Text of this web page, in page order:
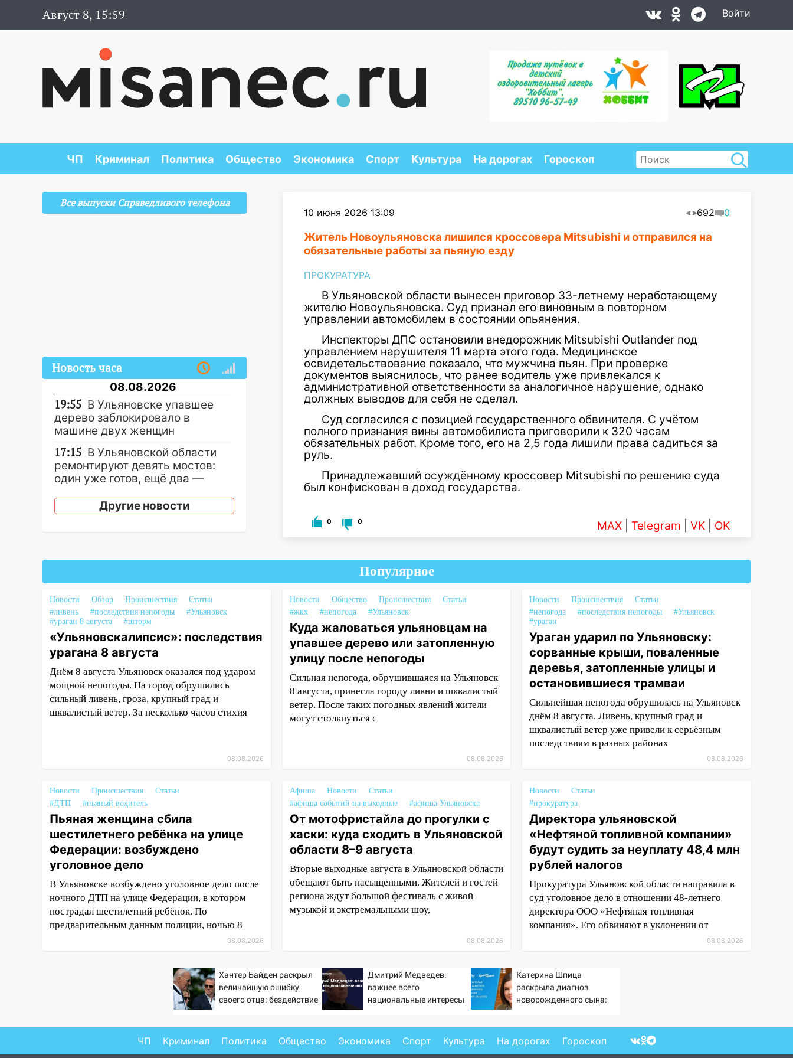
Август 8, 15:59 Войти
ЧП Криминал Политика Общество Экономика Спорт Культура На дорогах Гороскоп
10 июня 2026 13:09 692 0
Житель Новоульяновска лишился кроссовера Mitsubishi и отправился на
обязательные работы за пьяную езду
ПРОКУРАТУРА
В Ульяновской области вынесен приговор 33-летнему неработающему
жителю Новоульяновска. Суд признал его виновным в повторном
управлении автомобилем в состоянии опьянения.
Инспекторы ДПС остановили внедорожник Mitsubishi Outlander под
управлением нарушителя 11 марта этого года. Медицинское
освидетельствование показало, что мужчина пьян. При проверке
документов выяснилось, что ранее водитель уже привлекался к
административной ответственности за аналогичное нарушение, однако
должных выводов для себя не сделал.
Суд согласился с позицией государственного обвинителя. С учётом
полного признания вины автомобилиста приговорили к 320 часам
обязательных работ. Кроме того, его на 2,5 года лишили права садиться за
руль.
Принадлежавший осуждённому кроссовер Mitsubishi по решению суда
был конфискован в доход государства.
0 0 MAX Telegram VK OK
Все выпуски Справедливого телефона
Новость часа
08.08.2026
19:55 В Ульяновске упавшее
дерево заблокировало в
машине двух женщин
17:15 В Ульяновской области
ремонтируют девять мостов:
один уже готов, ещё два —
17:00 «Ульяновскалипсис»:
Ульяновской области на 9
16:34
Из-за мощной непогоды в
Ульяновске отменили
фестиваль «Наше время»
16:17 Мелекесский район
первым в Ульяновской области
намолотил более 100 тысяч
тонн зерна
15:17 В колледжи и техникумы
Ульяновской области подали
затопленные улицы
14:28 Ураган вырвал остановку
на улице Деева в Заволжье
14:26 Жители Ульяновска сами
пытаются расчистить ливнёвки,
не дождавшись
коммунальщиков
14:16 Шторм продолжает
ломать город: на улице Любови
Шевцовой рухнул светофор
обманули мошенники под
видом преподавателя
Куда жаловаться
или затопленную улицу после
Другие новости
Популярное
Новости Обзор Происшествия
Статьи
#ливень
#последствия непогоды
#Ульяновск
#ураган 8 августа
#шторм
«Ульяновскалипсис»: последствия
урагана 8 августа
Днём 8 августа Ульяновск оказался под ударом
мощной непогоды. На город обрушились
сильный ливень, гроза, крупный град и
шквалистый ветер. За несколько часов стихия
08.08.2026
Новости Общество Происшествия
Статьи
#жкх
#непогода #Ульяновск
Куда жаловаться ульяновцам на
упавшее дерево или затопленную
улицу после непогоды
Сильная непогода, обрушившаяся на Ульяновск
8 августа, принесла городу ливни и шквалистый
ветер. После таких погодных явлений жители
могут столкнуться с
08.08.2026
Новости Происшествия
Статьи
#непогода
#последствия непогоды
#Ульяновск
#ураган
Ураган ударил по Ульяновску:
сорванные крыши, поваленные
деревья, затопленные улицы и
остановившиеся трамваи
Сильнейшая непогода обрушилась на Ульяновск
днём 8 августа. Ливень, крупный град и
шквалистый ветер уже привели к серьёзным
последствиям в разных районах
08.08.2026
Новости Происшествия
Статьи
#ДТП
#пьяный водитель
Пьяная женщина сбила
шестилетнего ребёнка на улице
Федерации: возбуждено
уголовное дело
В Ульяновске возбуждено уголовное дело после
ночного ДТП на улице Федерации, в котором
пострадал шестилетний ребёнок. По
предварительным данным полиции, ночью 8
08.08.2026
Афиша Новости
Статьи
#афиша событий на выходные
#афиша Ульяновска
От мотофристайла до прогулки с
хаски: куда сходить в Ульяновской
области 8–9 августа
Вторые выходные августа в Ульяновской области
обещают быть насыщенными. Жителей и гостей
региона ждут большой фестиваль с живой
музыкой и экстремальными шоу,
08.08.2026
Новости
Статьи
#прокуратура
Директора ульяновской
«Нефтяной топливной компании»
будут судить за неуплату 48,4 млн
рублей налогов
Прокуратура Ульяновской области направила в
суд уголовное дело в отношении 48-летнего
директора ООО «Нефтяная топливная
компания». Его обвиняют в уклонении от
08.08.2026
Хантер Байден раскрыл
величайшую ошибку
своего отца: бездействие
Дмитрий Медведев:
важнее всего
национальные интересы
Катерина Шпица
раскрыла диагноз
новорожденного сына:
ЧП Криминал Политика Общество Экономика Спорт Культура На дорогах Гороскоп